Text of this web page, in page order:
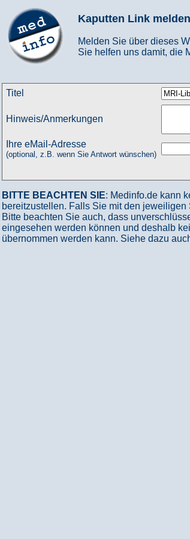
Kaputten Link melden
Melden Sie über dieses
Sie helfen uns damit, die
Titel
Hinweis/Anmerkungen
Ihre eMail-Adresse
(optional, z.B. wenn Sie Antwort wünschen)
BITTE BEACHTEN SIE: Medinfo.de kann
bereitzustellen. Falls Sie mit den
Bitte beachten Sie auch, dass
eingesehen werden können und deshalb
übernommen werden kann. Siehe dazu